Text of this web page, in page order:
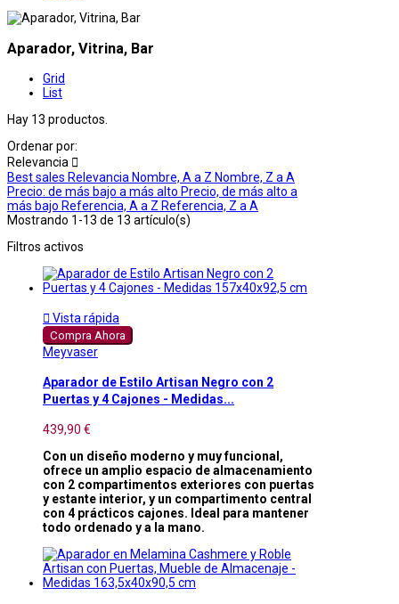
Aparador, Vitrina, Bar
Grid
List
Hay 13 productos.
Ordenar por:
Relevancia 
Best sales Relevancia Nombre, A a Z Nombre, Z a A
Precio: de más bajo a más alto Precio, de más alto a
más bajo Referencia, A a Z Referencia, Z a A
Mostrando 1-13 de 13 artículo(s)
Filtros activos
 Vista rápida
Compra Ahora
Meyvaser
Aparador de Estilo Artisan Negro con 2
Puertas y 4 Cajones - Medidas...
439,90 €
Con un diseño moderno y muy funcional,
ofrece un amplio espacio de almacenamiento
con 2 compartimentos exteriores con puertas
y estante interior, y un compartimento central
con 4 prácticos cajones. Ideal para mantener
todo ordenado y a la mano.